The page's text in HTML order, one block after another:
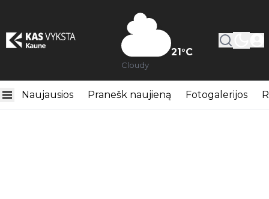
21°C
Cloudy
Naujausios Pranešk naujieną Fotogalerijos